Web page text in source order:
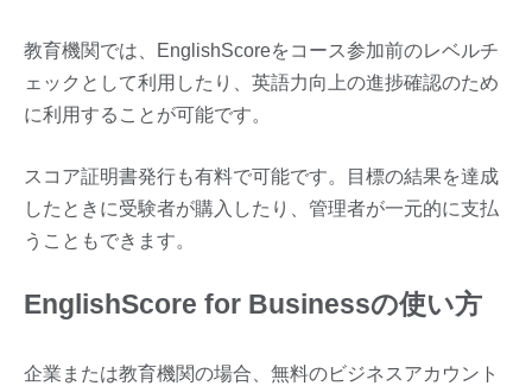
教育機関では、EnglishScoreをコース参加前のレベルチ
ェックとして利用したり、英語力向上の進捗確認のため
に利用することが可能です。
スコア証明書発行も有料で可能です。目標の結果を達成
したときに受験者が購入したり、管理者が一元的に支払
うこともできます。
EnglishScore for Businessの使い方
企業または教育機関の場合、無料のビジネスアカウント